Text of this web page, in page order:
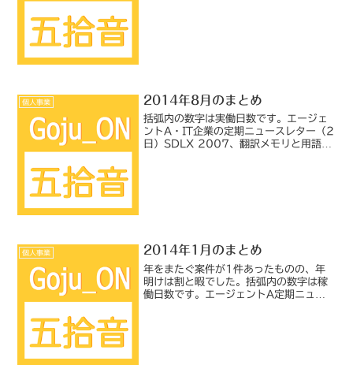
個人事業 2014年8月のまとめ
括弧内の数字は実働日数です。エージェ
ントA・IT企業の定期ニュースレター（2
日）SDLX 2007、翻訳メモリと用語ベ
個人事業 2014年1月のまとめ
年をまたぐ案件が1件あったものの、年
明けは割と暇でした。括弧内の数字は稼
働日数です。エージェントA定期ニュー